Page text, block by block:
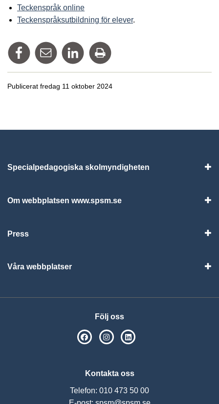
Teckenspråk online
Teckenspråksutbildning för elever.
Dela på Facebook
Tipsa via mailDela på Linkedin
Publicerat fredag 11 oktober 2024
Specialpedagogiska skolmyndigheten
Om webbplatsen www.spsm.se
Press
Våra webbplatser
Följ oss
SPSM på Facebook
SPSM på Instagram
Kontakta oss
Telefon: 010 473 50 00